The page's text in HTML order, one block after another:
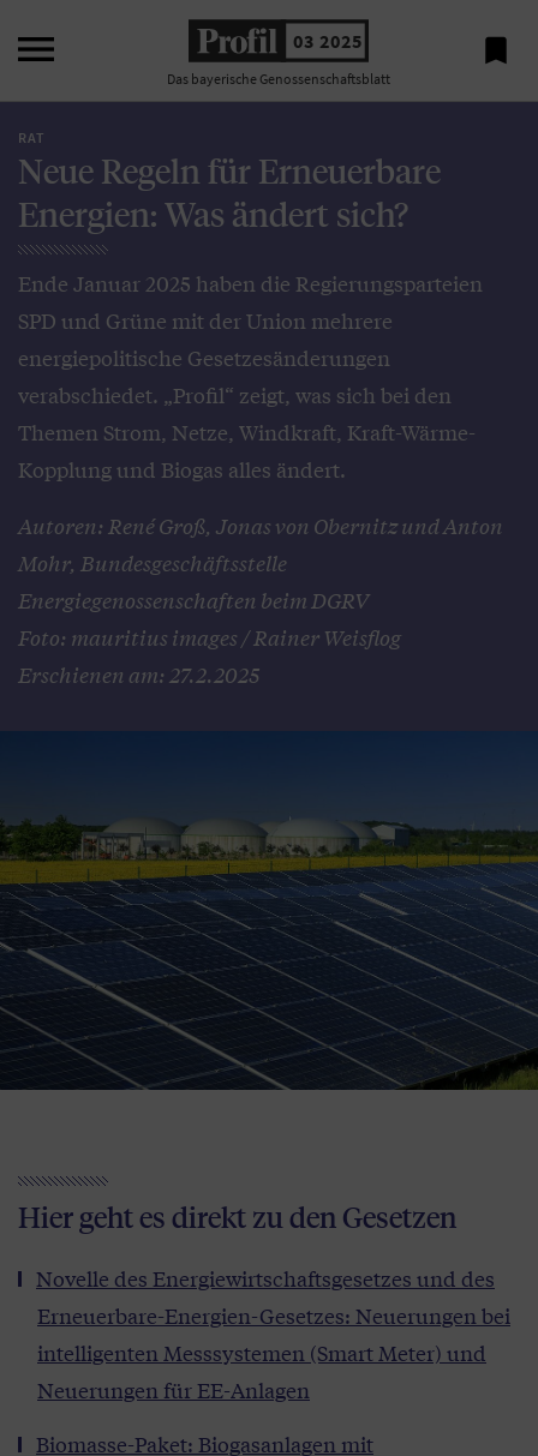
 03 2025
Das bayerische Genossenschaftsblatt

RAT
Neue Regeln für Erneuerbare
Energien: Was ändert sich?
Ende Januar 2025 haben die Regierungsparteien
SPD und Grüne mit der Union mehrere
energiepolitische Gesetzesänderungen
verabschiedet. „Profil“ zeigt, was sich bei den
Themen Strom, Netze, Windkraft, Kraft-Wärme-
Kopplung und Biogas alles ändert.
Autoren: René Groß, Jonas von Obernitz und Anton
Mohr, Bundesgeschäftsstelle
Energiegenossenschaften beim DGRV
Foto: mauritius images / Rainer Weisflog
Erschienen am: 27.2.2025
Hier geht es direkt zu den Gesetzen
Novelle des Energiewirtschaftsgesetzes und des
Erneuerbare-Energien-Gesetzes: Neuerungen bei
intelligenten Messsystemen (Smart Meter) und
Neuerungen für EE-Anlagen
Biomasse-Paket: Biogasanlagen mit